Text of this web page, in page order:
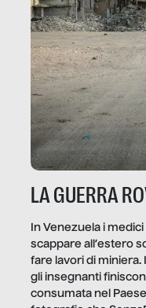
LA GUERRA
In Venezuela i
scappare all’estero
fare lavori di miniera.
gli insegnanti
consumata nel